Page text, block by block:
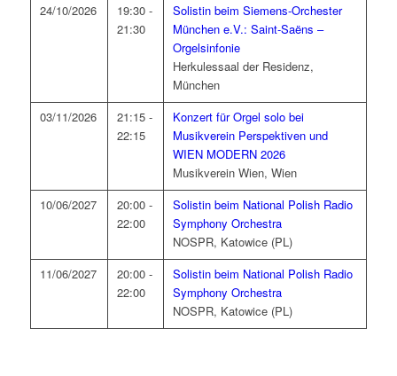
24/10/2026
19:30 -
21:30
Solistin beim Siemens-Orchester
München e.V.: Saint-Saëns –
Orgelsinfonie
Herkulessaal der Residenz,
München
03/11/2026
21:15 -
22:15
Konzert für Orgel solo bei
Musikverein Perspektiven und
WIEN MODERN 2026
Musikverein Wien, Wien
10/06/2027
20:00 -
22:00
Solistin beim National Polish Radio
Symphony Orchestra
NOSPR, Katowice (PL)
11/06/2027
20:00 -
22:00
Solistin beim National Polish Radio
Symphony Orchestra
NOSPR, Katowice (PL)